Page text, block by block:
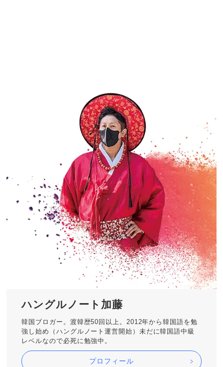
ハングルノート加藤
韓国ブロガー。渡韓歴50回以上。2012年から韓国語を勉
強し始め（ハングルノート運営開始）未だに韓国語中級
レベルなので必死に勉強中。
プロフィール